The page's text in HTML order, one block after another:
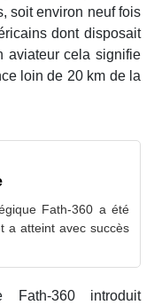
soit environ neuf fois
dont disposait
aviateur cela signifie
loin de 20 km de la
Fath-360 a été
a atteint avec succès
360 introduit